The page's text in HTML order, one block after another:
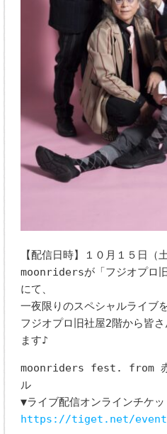
【配信日時】１０月１５日（
moonridersが「フジオプロ
にて、
一夜限りのスペシャルライブ
フジオプロ旧社屋2階から皆
ます♪
moonriders fest. from 赤
ル
▼ライブ配信オンラインチケ
https://tiget.net/